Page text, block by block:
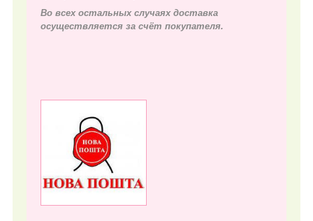
Во всех остальных случаях доставка
осуществляется за счёт покупателя.